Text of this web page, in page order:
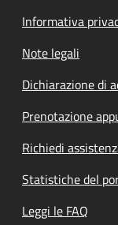
Informativa
Note legali
Dichiarazione di
Prenotazione
Richiedi
Statistiche del
Leggi le FAQ